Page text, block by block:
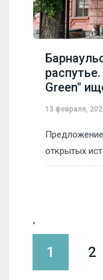
Green"
13 февраля,
открытых
'
1 2